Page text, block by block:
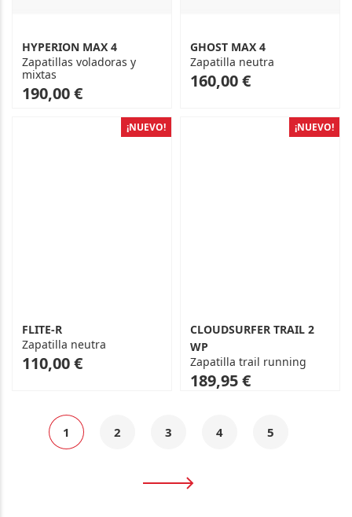
HYPERION MAX 4
Zapatillas voladoras y
mixtas
As
low
190,00 €
GHOST MAX 4
Zapatilla neutra
As
low
160,00 €
¡NUEVO!
FLITE-R
Zapatilla neutra
As
low
110,00 €
¡NUEVO!
CLOUDSURFER TRAIL 2
WP
Zapatilla trail running
As
low
189,95 €
PáginaActualmente
1 Página
2 Página
3 Página
4 Página
5
Página
Siguiente